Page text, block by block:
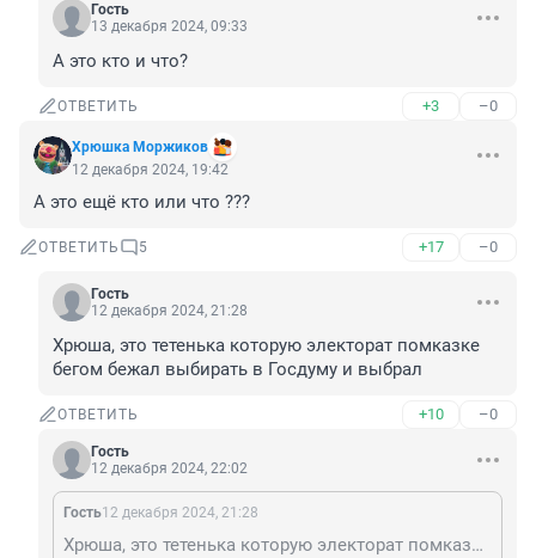
Гость
13 декабря 2024, 09:33
А это кто и что?
ОТВЕТИТЬ +3 –0
Хрюшка Моржиков
12 декабря 2024, 19:42
А это ещё кто или что ???
ОТВЕТИТЬ 5 +17 –0
Гость
12 декабря 2024, 21:28
Хрюша, это тетенька которую электорат помказке
бегом бежал выбирать в Госдуму и выбрал
ОТВЕТИТЬ +10 –0
Гость
12 декабря 2024, 22:02
Гость12 декабря 2024, 21:28
Хрюша, это тетенька которую электорат помказке бегом бежал выбирать в Госдуму и выбрал